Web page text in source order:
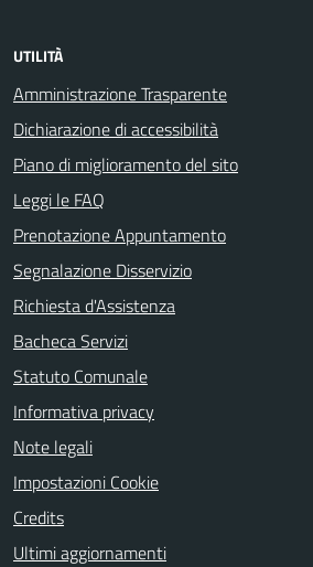
UTILITÀ
Amministrazione Trasparente
Dichiarazione di accessibilità
Piano di miglioramento del sito
Leggi le FAQ
Prenotazione Appuntamento
Segnalazione Disservizio
Richiesta d'Assistenza
Bacheca Servizi
Statuto Comunale
Informativa privacy
Note legali
Impostazioni Cookie
Credits
Ultimi aggiornamenti